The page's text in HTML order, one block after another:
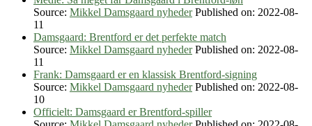
Source: Mikkel Damsgaard nyheder Published on: 2022-08-
11
Damsgaard: Brentford er det perfekte match
Source: Mikkel Damsgaard nyheder Published on: 2022-08-
11
Frank: Damsgaard er en klassisk Brentford-signing
Source: Mikkel Damsgaard nyheder Published on: 2022-08-
10
Officielt: Damsgaard er Brentford-spiller